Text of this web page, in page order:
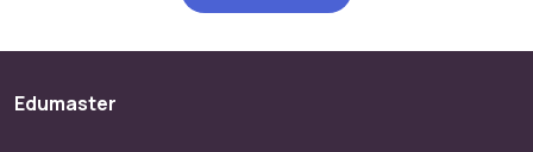
Edumaster